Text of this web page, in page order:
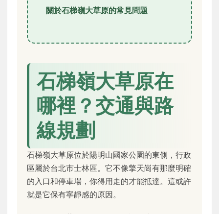
關於石梯嶺大草原的常見問題
石梯嶺大草原在
哪裡？交通與路
線規劃
石梯嶺大草原位於陽明山國家公園的東側，行政
區屬於台北市士林區。它不像擎天崗有那麼明確
的入口和停車場，你得用走的才能抵達。這或許
就是它保有寧靜感的原因。